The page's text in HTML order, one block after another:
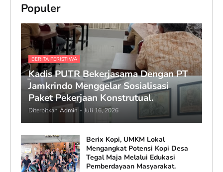
Populer
BERITA PERISTIWA
Kadis PUTR Bekerjasama Dengan PT
Jamkrindo Menggelar Sosialisasi
Paket Pekerjaan Konstrutual.
Diterbitkan Admin - Juli 16, 2026
Berix Kopi, UMKM Lokal
Mengangkat Potensi Kopi Desa
Tegal Maja Melalui Edukasi
Pemberdayaan Masyarakat.